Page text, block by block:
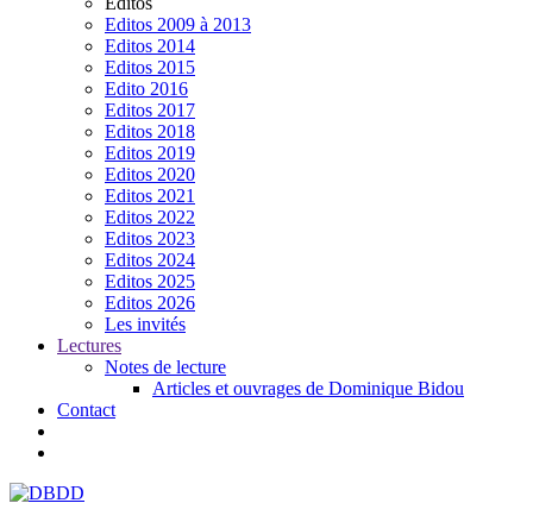
Editos 2009 à 2013
Editos 2014
Editos 2015
Edito 2016
Editos 2017
Editos 2018
Editos 2019
Editos 2020
Editos 2021
Editos 2022
Editos 2023
Editos 2024
Editos 2025
Editos 2026
Les invités
Lectures
Notes de lecture
Articles et ouvrages de Dominique Bidou
Contact